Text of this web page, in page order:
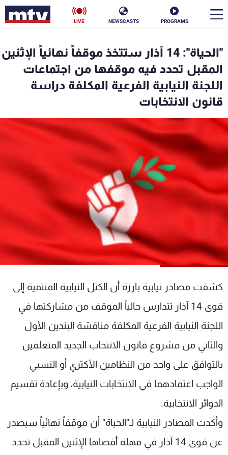
PROGRAMS
NEWSCASTS
LIVE
"الحياة": 14 آذار ستتخذ موقفاً نهائياً الإثنين
المقبل تحدد فيه موقفها من اجتماعات
اللجنة النيابية الفرعية المكلفة دراسة
قانون الانتخابات
كشفت مصادر نيابية بارزة أن الكتل النيابية المنتمية إلى
قوى 14 آذار تتدارس حالياً الموقف من مشاركتها في
اللجنة النيابية الفرعية المكلفة مناقشة البندين الأول
والثاني من مشروع قانون الانتخاب الجديد المتعلقين
بالتوافق على واحد من النظامين الأكثري أو النسبي
الواجب اعتمادهما في الانتخابات النيابية، وبإعادة تقسيم
الدوائر الانتخابية.
وأكدت المصادر النيابية لـ"الحياة" أن موقفاً نهائياً سيصدر
عن قوى 14 آذار في مهلة أقصاها الإثنين المقبل تحدد
الأخبار
سياسة ناس
إقتصاد فن
منوعات رياضة
كأس العالم
البرامج
شاهد البرامج
الترددات
عن MTV
لاعلاناتكم
وظائف
شروط الإسـتخدام